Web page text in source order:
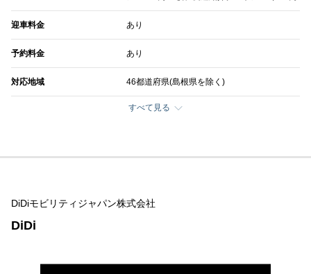
迎車料金 あり
予約料金 あり
対応地域 46都道府県(島根県を除く)
すべて見る
DiDiモビリティジャパン株式会社
DiDi